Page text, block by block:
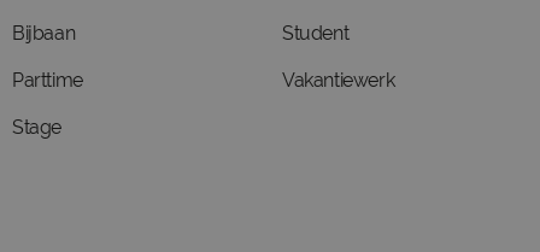
Bijbaan
Parttime
Stage
Student
Vakantiewerk